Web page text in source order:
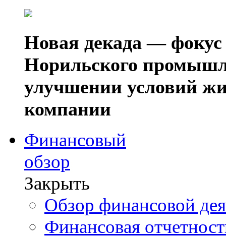
Новая декада — фокус
Норильского
улучшении условий
компании
Финансовый
обзор
Закрыть
Обзор финансовой
Финансовая